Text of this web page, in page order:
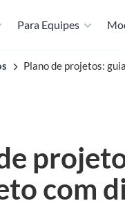
Para Equipes
Plano de projetos:
com